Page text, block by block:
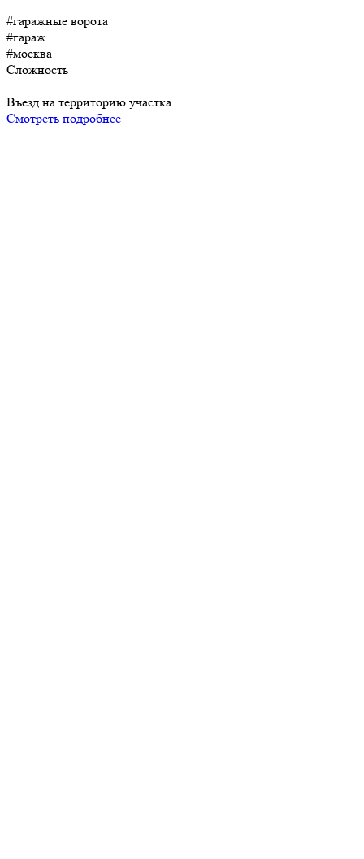
#гаражные ворота
#гараж
#москва
Сложность
Въезд на территорию участка
Смотреть подробнее